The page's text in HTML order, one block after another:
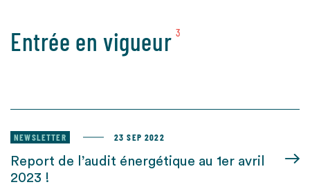
Entrée en vigueur 3
NEWSLETTER 23 SEP 2022
Report de l’audit énergétique au 1er avril
2023 !